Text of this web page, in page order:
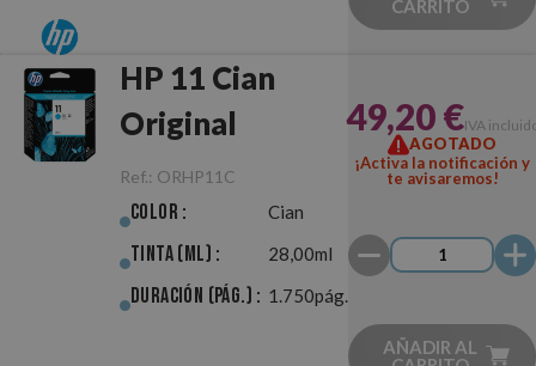
CARRITO
HP 11 Cian
Original
Ref.: ORHP11C
Color : Cian
Tinta (ml) : 28,00ml
Duración (pág.) : 1.750pág.
49,20 €IVA
AGOTADO
¡Activa la notificación y
te avisaremos!
AÑADIR AL